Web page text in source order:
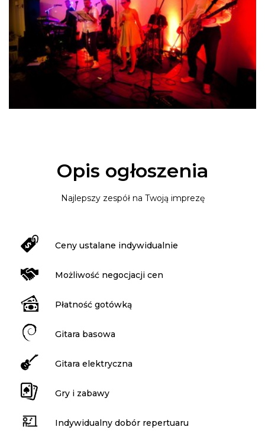
Opis ogłoszenia
Najlepszy zespół na Twoją imprezę
Ceny ustalane indywidualnie
Możliwość negocjacji cen
Płatność gotówką
Gitara basowa
Gitara elektryczna
Gry i zabawy
Indywidualny dobór repertuaru